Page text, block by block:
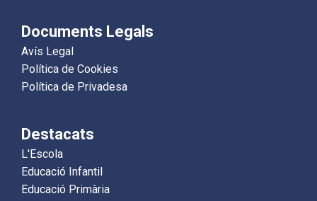
Documents Legals
Avís Legal
Política de Cookies
Política de Privadesa
Destacats
L'Escola
Educació Infantil
Educació Primària